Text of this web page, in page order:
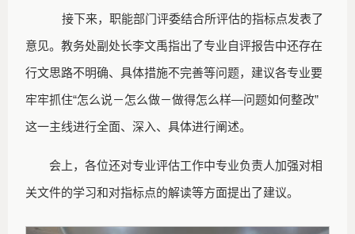
接下来，职能部门评委结合所评估的指标点发表了
意见。教务处副处长李文禹指出了专业自评报告中还存在
行文思路不明确、具体措施不完善等问题，建议各专业要
牢牢抓住“怎么说－怎么做－做得怎么样—问题如何整改”
这一主线进行全面、深入、具体进行阐述。
会上，各位还对专业评估工作中专业负责人加强对相
关文件的学习和对指标点的解读等方面提出了建议。